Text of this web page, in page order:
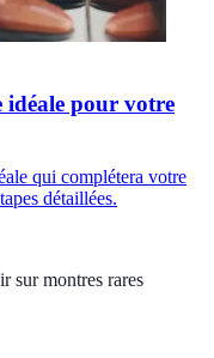
idéale pour votre
qui complétera votre
détaillées.
sur montres rares